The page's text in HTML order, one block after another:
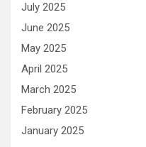
July 2025
June 2025
May 2025
April 2025
March 2025
February 2025
January 2025